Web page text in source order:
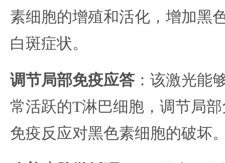
素细胞的增殖和活化，增加黑
白斑症状。
调节局部免疫应答：该激光能
常活跃的T淋巴细胞，调节局
免疫反应对黑色素细胞的破坏